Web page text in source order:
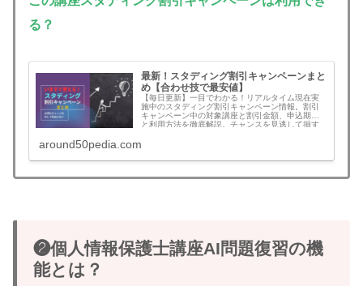
る？
最新！スタディング割引キャンペーンまと
め【合わせ技で最安値】
【毎日更新】一目でわかる！リアルタイム現在実
施中のスタディング割引キャンペーン情報。割引
キャンペーン中の対象講座と割引金額、申込期限
と利用方法を徹底解説。チャンスを見逃して損す
認会計士、社労士、中小企業診断士、行政書士、
者など！割引キャンペーンの年間回数と割引額目
around50pedia.com
❷個人情報保護士講座AI問題復習の機
能とは？